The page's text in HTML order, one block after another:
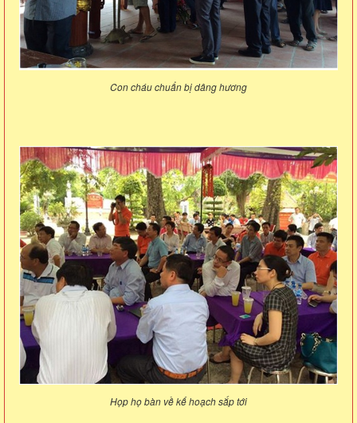
Con cháu chuẩn bị dâng hương
Họp họ bàn về kế hoạch sắp tới